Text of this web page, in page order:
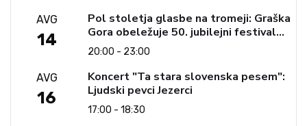
AVG
14
Pol stoletja glasbe na tromeji: Graška
Gora obeležuje 50. jubilejni festival
narodno-zabavne glasbe
20:00 - 23:00
AVG
16
Koncert "Ta stara slovenska pesem":
Ljudski pevci Jezerci
17:00 - 18:30